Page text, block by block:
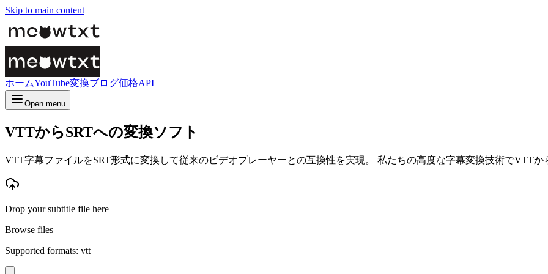
Skip to main content
ホームYouTube変換ブログ価格API
Open menu
VTTからSRTへの変換ソフト
VTT字幕ファイルをSRT形式に変換して従来のビデオプレーヤーとの互換性を実現。 私たちの高度な字幕変換技術でVTTか
Drop your subtitle file here
Browse files
Supported formats: vtt